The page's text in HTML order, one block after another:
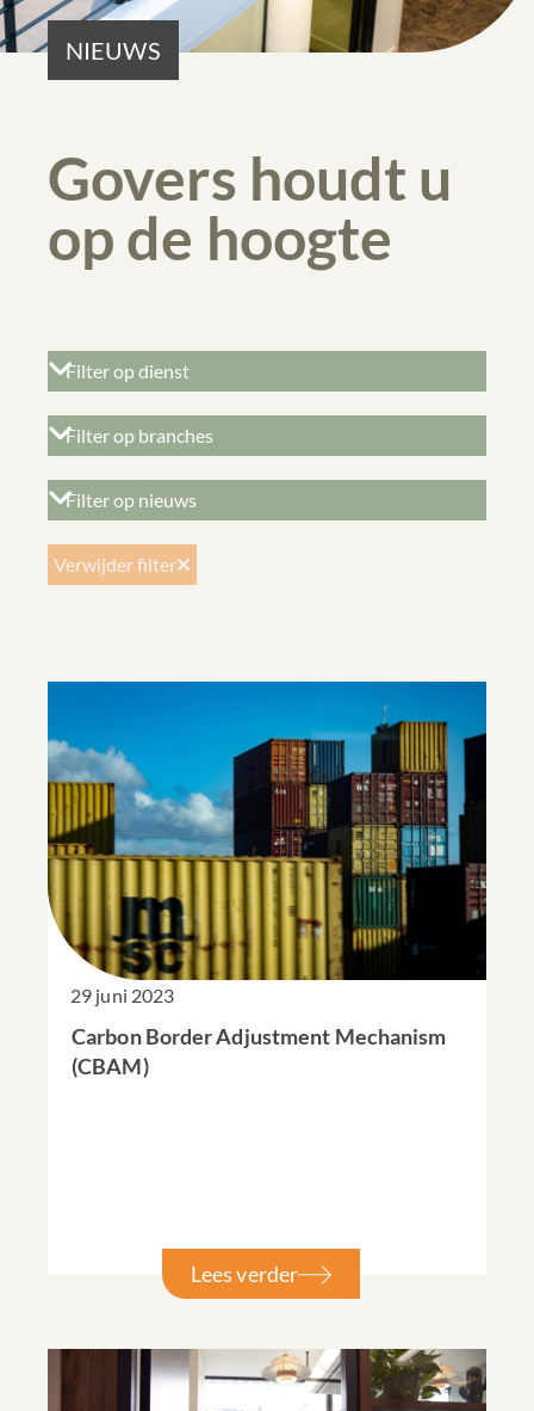
NIEUWS
Govers houdt u
op de hoogte
Verwijder filter
29 juni 2023
Carbon Border Adjustment Mechanism
(CBAM)
Lees verder